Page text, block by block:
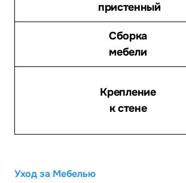
пристенный
Сборка
мебели
Крепление
к стене
Уход за Мебелью